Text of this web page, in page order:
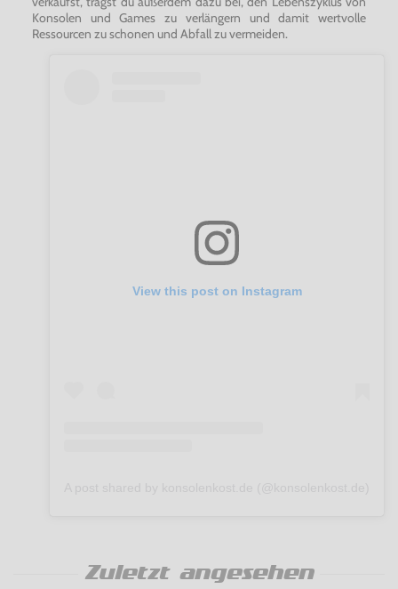
Konsolen und Games zu verlängern und damit wertvolle
Ressourcen zu schonen und Abfall zu vermeiden.
View this post on Instagram
Zuletzt angesehen